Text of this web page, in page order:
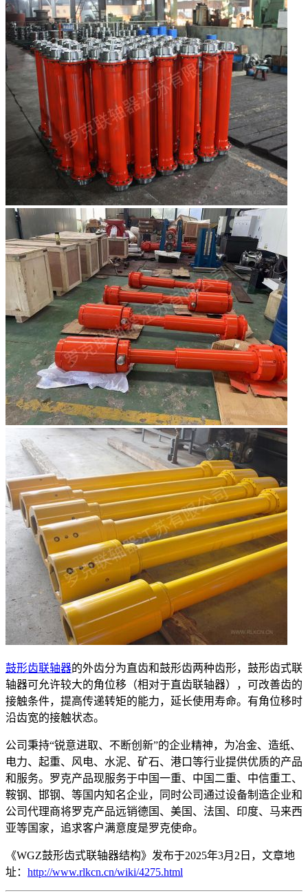
鼓形齿联轴器的外齿分为直齿和鼓形齿两种齿形，鼓形齿式联
轴器可允许较大的角位移（相对于直齿联轴器），可改善齿的
接触条件，提高传递转矩的能力，延长使用寿命。有角位移时
沿齿宽的接触状态。
公司秉持“锐意进取、不断创新”的企业精神，为冶金、造纸、
电力、起重、风电、水泥、矿石、港口等行业提供优质的产品
和服务。罗克产品现服务于中国一重、中国二重、中信重工、
鞍钢、邯钢、等国内知名企业，同时公司通过设备制造企业和
公司代理商将罗克产品远销德国、美国、法国、印度、马来西
亚等国家，追求客户满意度是罗克使命。
《WGZ鼓形齿式联轴器结构》发布于2025年3月2日，文章地
址： http://www.rlkcn.cn/wiki/4275.html